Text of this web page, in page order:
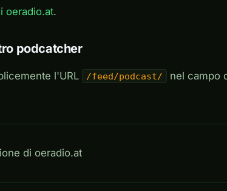
oeradio.at.
podcatcher
l'URL /feed/podcast/
nel campo
di oeradio.at